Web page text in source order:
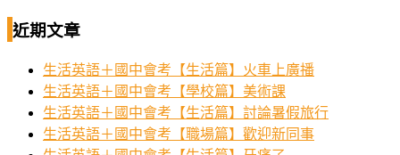
近期文章
生活英語＋國中會考【生活篇】火車上廣播
生活英語＋國中會考【學校篇】美術課
生活英語＋國中會考【生活篇】討論暑假旅行
生活英語＋國中會考【職場篇】歡迎新同事